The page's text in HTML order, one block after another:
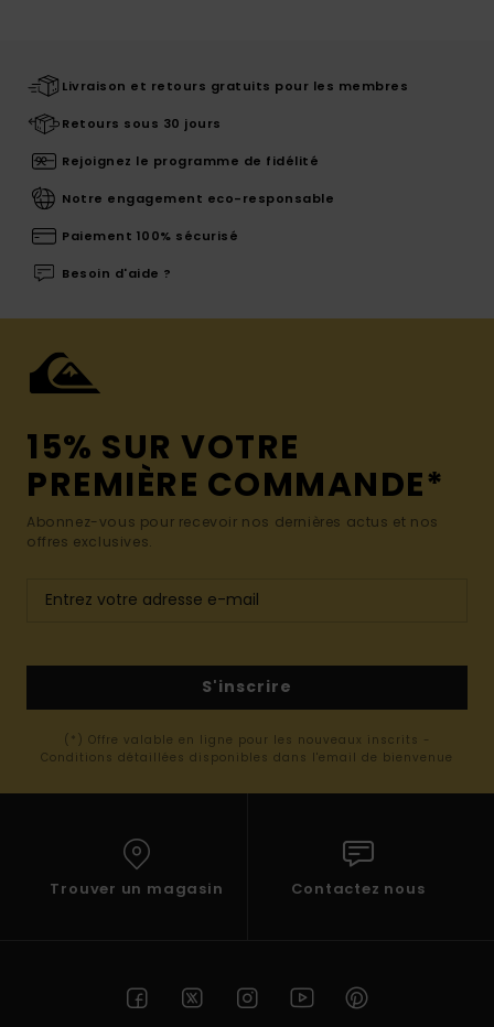
Livraison et retours gratuits pour les membres
Retours sous 30 jours
Rejoignez le programme de fidélité
Notre engagement eco-responsable
Paiement 100% sécurisé
Besoin d'aide ?
15% SUR VOTRE
PREMIÈRE COMMANDE*
Abonnez-vous pour recevoir nos dernières actus et nos
offres exclusives.
S'inscrire
(*) Offre valable en ligne pour les nouveaux inscrits -
Conditions détaillées disponibles dans l'email de bienvenue
Trouver un magasin Contactez nous